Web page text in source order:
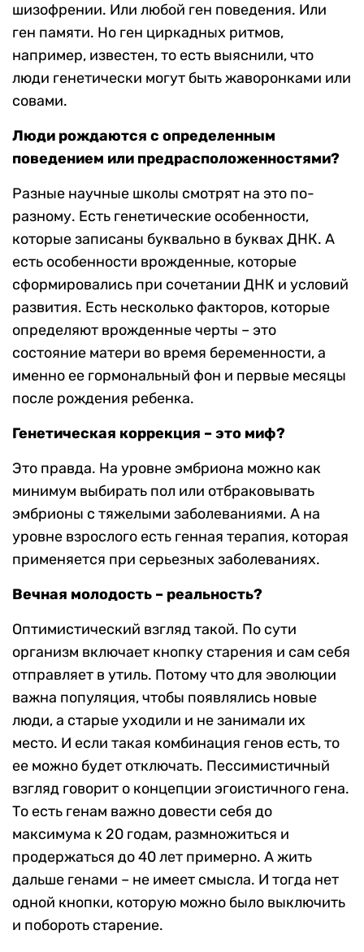
шизофрении. Или любой ген поведения. Или
ген памяти. Но ген циркадных ритмов,
например, известен, то есть выяснили, что
люди генетически могут быть жаворонками или
совами.
Люди рождаются с определенным
поведением или предрасположенностями?
Разные научные школы смотрят на это по-
разному. Есть генетические особенности,
которые записаны буквально в буквах ДНК. А
есть особенности врожденные, которые
сформировались при сочетании ДНК и условий
развития. Есть несколько факторов, которые
определяют врожденные черты – это
состояние матери во время беременности, а
именно ее гормональный фон и первые месяцы
после рождения ребенка.
Генетическая коррекция – это миф?
Это правда. На уровне эмбриона можно как
минимум выбирать пол или отбраковывать
эмбрионы с тяжелыми заболеваниями. А на
уровне взрослого есть генная терапия, которая
применяется при серьезных заболеваниях.
Вечная молодость – реальность?
Оптимистический взгляд такой. По сути
организм включает кнопку старения и сам себя
отправляет в утиль. Потому что для эволюции
важна популяция, чтобы появлялись новые
люди, а старые уходили и не занимали их
место. И если такая комбинация генов есть, то
ее можно будет отключать. Пессимистичный
взгляд говорит о концепции эгоистичного гена.
То есть генам важно довести себя до
максимума к 20 годам, размножиться и
продержаться до 40 лет примерно. А жить
дальше генами – не имеет смысла. И тогда нет
одной кнопки, которую можно было выключить
и побороть старение.